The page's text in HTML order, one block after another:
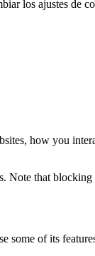
los ajustes de
how you
that
some of its